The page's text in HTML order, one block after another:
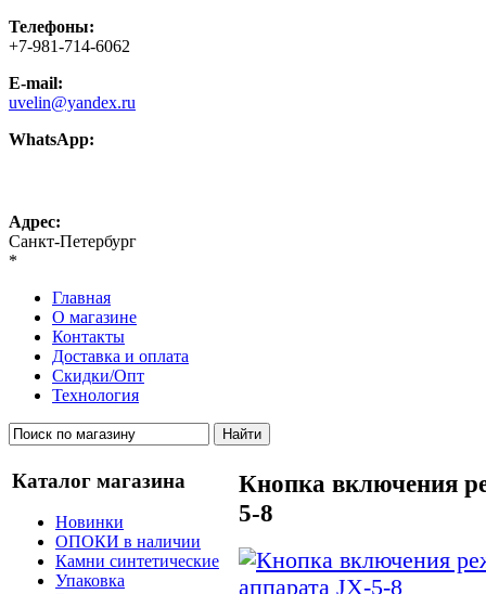
Телефоны:
+7-981-714-6062
E-mail:
uvelin@yandex.ru
WhatsApp:
Адрес:
Санкт-Петербург
*
Главная
О магазине
Контакты
Доставка и оплата
Скидки/Опт
Технология
Каталог магазина
Новинки
ОПОКИ в наличии
Камни синтетические
Упаковка
Кнопка включения
5-8